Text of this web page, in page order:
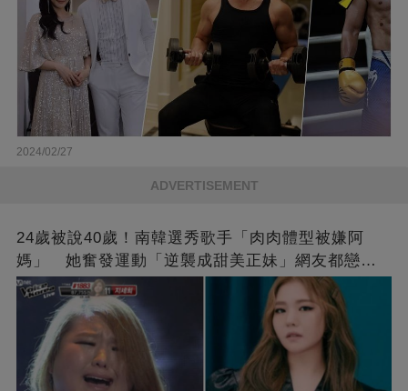
2024/02/27
ADVERTISEMENT
24歲被說40歲！南韓選秀歌手「肉肉體型被嫌阿
媽」 她奮發運動「逆襲成甜美正妹」網友都戀愛
了❤